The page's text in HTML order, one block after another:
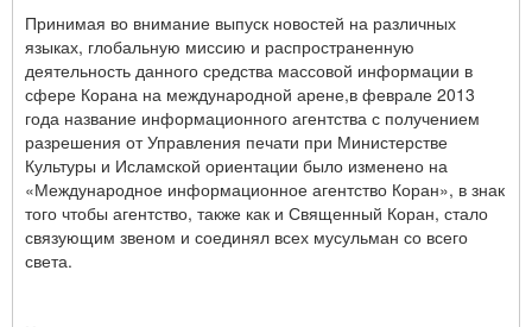
Принимая во внимание выпуск новостей на различных
языках, глобальную миссию и распространенную
деятельность данного средства массовой информации в
сфере Корана на международной арене,в феврале 2013
года название информационного агентства с получением
разрешения от Управления печати при Министерстве
Культуры и Исламской ориентации было изменено на
«Международное информационное агентство Коран», в знак
того чтобы агентство, также как и Священный Коран, стало
связующим звеном и соединял всех мусульман со всего
света.